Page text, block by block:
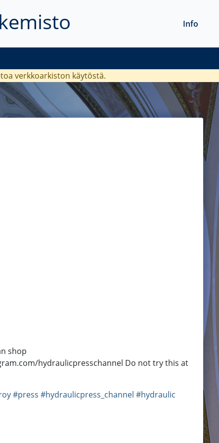
Info
verkkoarkiston käytöstä.
shop
hydraulicpresschannel Do not try this at
#press #hydraulicpress_channel #hydraulic